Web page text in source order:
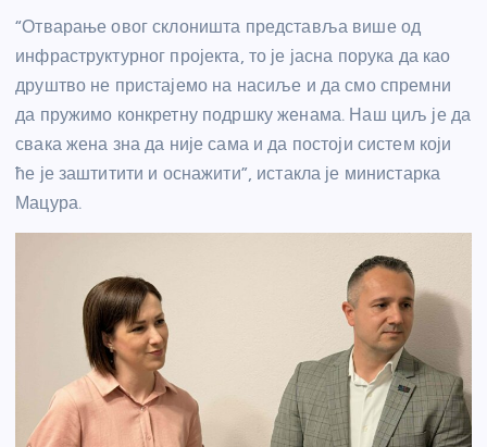
“Отварање овог склоништа представља више од
инфраструктурног пројекта, то је јасна порука да као
друштво не пристајемо на насиље и да смо спремни
да пружимо конкретну подршку женама. Наш циљ је да
свака жена зна да није сама и да постоји систем који
ће је заштитити и оснажити”, истакла је министарка
Мацура.